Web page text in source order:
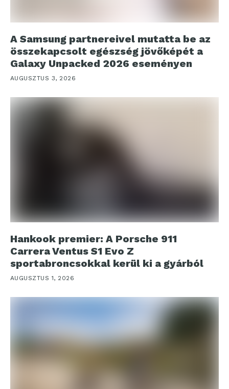
A Samsung partnereivel mutatta be az
összekapcsolt egészség jövőképét a
Galaxy Unpacked 2026 eseményen
AUGUSZTUS 3, 2026
Hankook premier: A Porsche 911
Carrera Ventus S1 Evo Z
sportabroncsokkal kerül ki a gyárból
AUGUSZTUS 1, 2026